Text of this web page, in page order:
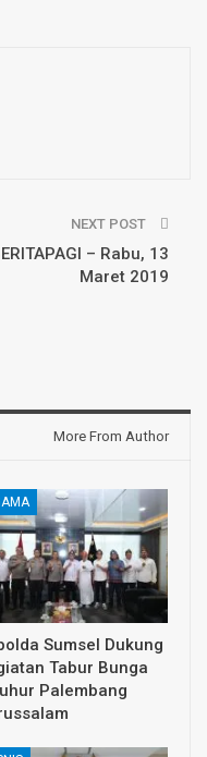
NEXT POST
– Rabu, 13
Maret 2019
More From Author
Sumsel Dukung
Tabur Bunga
Palembang